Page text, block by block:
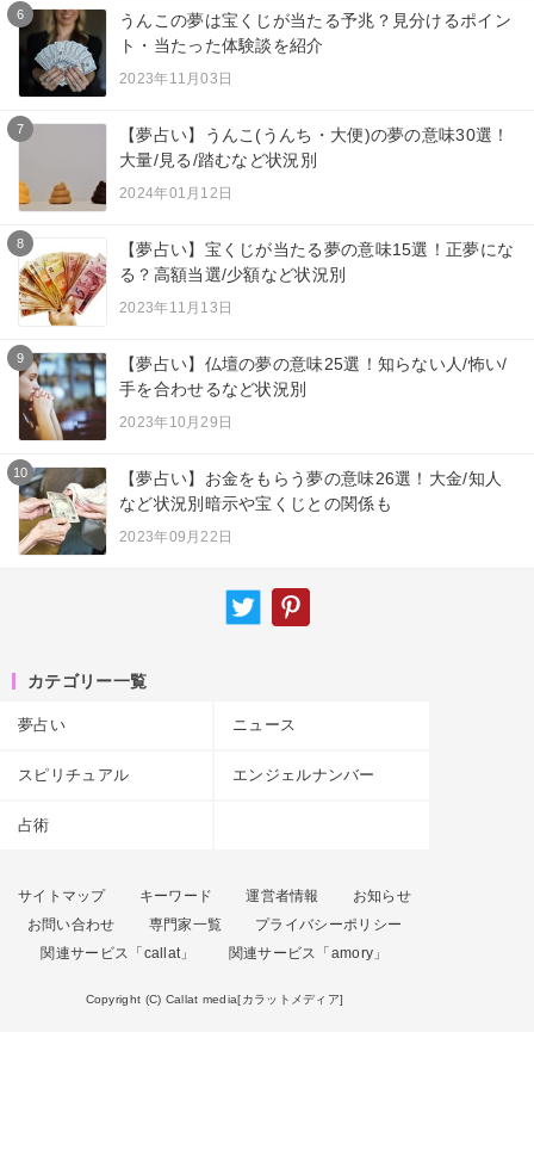
6
うんこの夢は宝くじが当たる予兆？見分けるポイン
ト・当たった体験談を紹介
2023年11月03日
7
【夢占い】うんこ(うんち・大便)の夢の意味30選！
大量/見る/踏むなど状況別
2024年01月12日
8
【夢占い】宝くじが当たる夢の意味15選！正夢にな
る？高額当選/少額など状況別
2023年11月13日
9
【夢占い】仏壇の夢の意味25選！知らない人/怖い/
手を合わせるなど状況別
2023年10月29日
10
【夢占い】お金をもらう夢の意味26選！大金/知人
など状況別暗示や宝くじとの関係も
2023年09月22日
カテゴリー一覧
夢占い ニュース
スピリチュアル エンジェルナンバー
占術
サイトマップ キーワード 運営者情報
お知らせ
お問い合わせ
専門家一覧
プライバシーポリシー
関連サービス「callat」
関連サービス「amory」
Copyright (C) Callat media[カラットメディア]